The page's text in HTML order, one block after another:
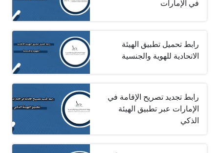
في الإمارات
رابط تحميل تطبيق الهيئة
الاتحادية للهوية والجنسية
رابط تجديد تصريح الإقامة في
الإمارات عبر تطبيق الهيئة
الذكي